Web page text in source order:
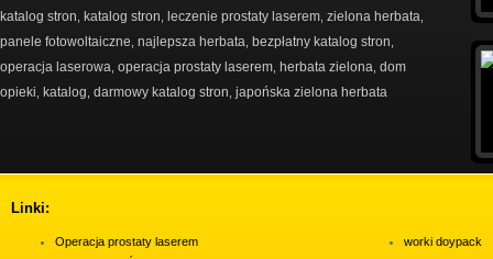
katalog stron
katalog stron leczenie prostaty laserem zielona herbata
panele fotowoltaiczne najlepsza herbata bezpłatny katalog stron
operacja laserowa operacja prostaty laserem herbata zielona dom
opieki
katalog darmowy katalog stron japońska zielona herbata
Linki:
Operacja prostaty laserem
worki doypack